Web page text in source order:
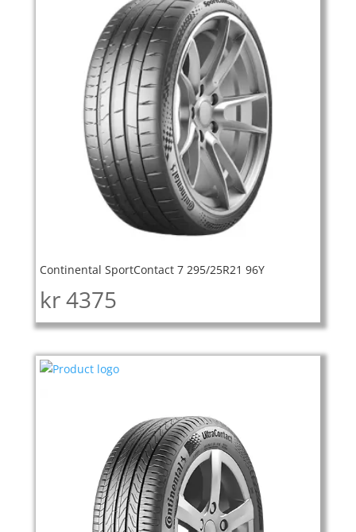
Continental SportContact 7 295/25R21 96Y
kr4375